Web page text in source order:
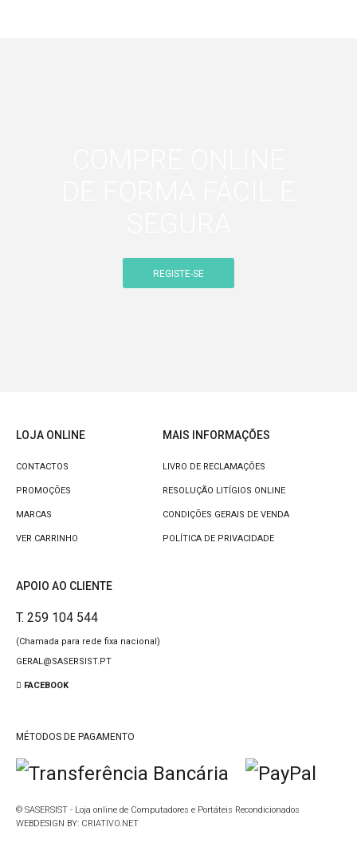
REGISTE-SE
LOJA ONLINE
CONTACTOS
PROMOÇÕES
MARCAS
VER CARRINHO
MAIS INFORMAÇÕES
LIVRO DE RECLAMAÇÕES
RESOLUÇÃO LITÍGIOS ONLINE
CONDIÇÕES GERAIS DE VENDA
POLÍTICA DE PRIVACIDADE
APOIO AO CLIENTE
T. 259 104 544
(Chamada para rede fixa nacional)
GERAL@SASERSIST.PT
FACEBOOK
MÉTODOS DE PAGAMENTO
© SASERSIST - Loja online de Computadores e Portáteis Recondicionados
WEBDESIGN BY: CRIATIVO.NET